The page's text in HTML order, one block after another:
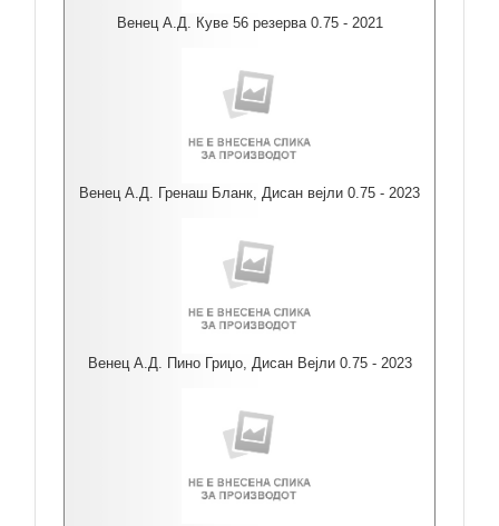
Венец А.Д. Куве 56 резерва 0.75 - 2021
Венец А.Д. Гренаш Бланк, Дисан вејли 0.75 - 2023
Венец А.Д. Пино Гриџо, Дисан Вејли 0.75 - 2023